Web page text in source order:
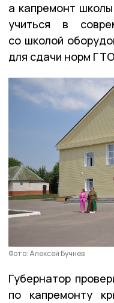
а капремонт
учиться в
со школой
для сдачи норм
Фото: Алексей Бучнев
Губернатор
по капремонту